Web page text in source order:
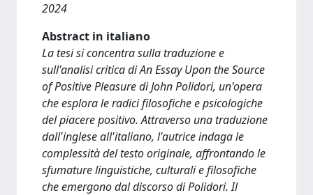
2024
Abstract in italiano
La tesi si concentra sulla traduzione e
sull'analisi critica di An Essay Upon the Source
of Positive Pleasure di John Polidori, un'opera
che esplora le radici filosofiche e psicologiche
del piacere positivo. Attraverso una traduzione
dall'inglese all'italiano, l'autrice indaga le
complessità del testo originale, affrontando le
sfumature linguistiche, culturali e filosofiche
che emergono dal discorso di Polidori. Il